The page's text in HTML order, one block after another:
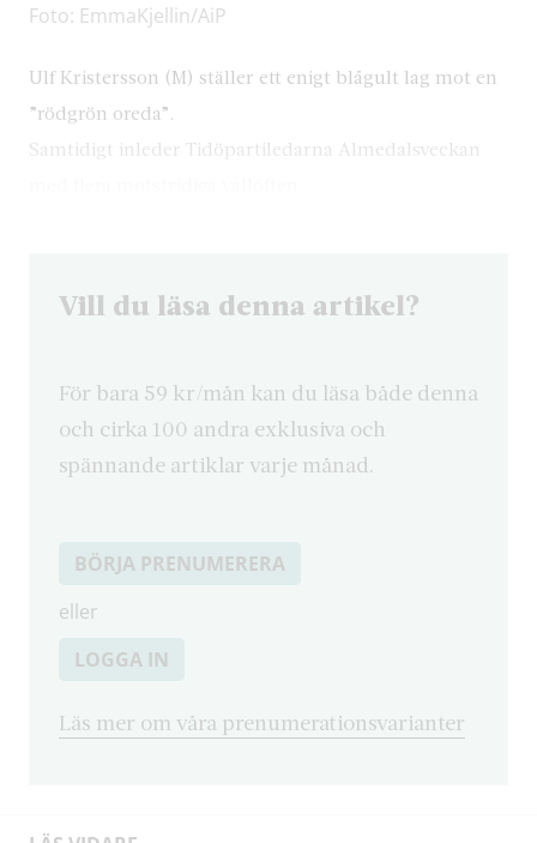
Foto: EmmaKjellin/AiP
Ulf Kristersson (M) ställer ett enigt blågult lag mot en
”rödgrön oreda”.
Samtidigt inleder Tidöpartiledarna Almedalsveckan
Vill du läsa denna artikel?
För bara 59 kr/mån kan du läsa både denna
och cirka 100 andra exklusiva och
spännande artiklar varje månad.
BÖRJA PRENUMERERA
eller
LOGGA IN
Läs mer om våra prenumerationsvarianter